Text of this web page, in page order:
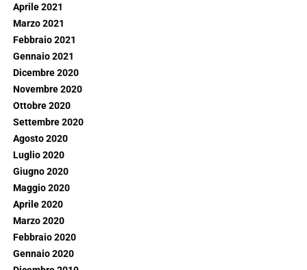
Aprile 2021
Marzo 2021
Febbraio 2021
Gennaio 2021
Dicembre 2020
Novembre 2020
Ottobre 2020
Settembre 2020
Agosto 2020
Luglio 2020
Giugno 2020
Maggio 2020
Aprile 2020
Marzo 2020
Febbraio 2020
Gennaio 2020